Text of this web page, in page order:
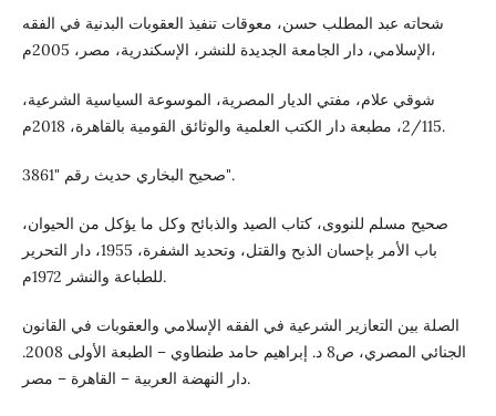
شحاته عبد المطلب حسن، معوقات تنفيذ العقوبات البدنية في الفقه
الإسلامي، دار الجامعة الجديدة للنشر، الإسكندرية، مصر، 2005م،
شوقي علام، مفتي الديار المصرية، الموسوعة السياسية الشرعية،
2/115، مطبعة دار الكتب العلمية والوثائق القومية بالقاهرة، 2018م.
صحيح البخاري حديث رقم "3861".
صحيح مسلم للنووى، كتاب الصيد والذبائح وكل ما يؤكل من الحيوان،
باب الأمر بإحسان الذبح والقتل، وتحديد الشفرة، 1955، دار التحرير
للطباعة والنشر 1972م.
الصلة بين التعازير الشرعية في الفقه الإسلامي والعقوبات في القانون
الجنائي المصري، ص8 د. إبراهيم حامد طنطاوي – الطبعة الأولى 2008.
دار النهضة العربية – القاهرة – مصر.